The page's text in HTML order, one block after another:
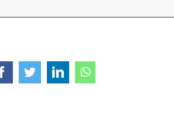
FacebookTwitterLinkedInWhatsApp